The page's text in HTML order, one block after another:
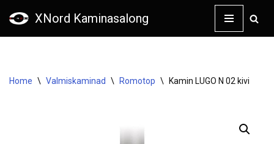
XNord Kaminasalong
Home \ Valmiskaminad \ Romotop \ Kamin LUGO N 02 kivi